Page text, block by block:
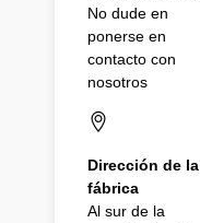
No dude en
ponerse en
contacto con
nosotros
Dirección de la
fábrica
Al sur de la